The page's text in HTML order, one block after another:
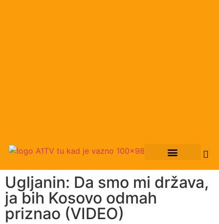
Ugljanin: Da smo mi država,
ja bih Kosovo odmah
priznao (VIDEO)